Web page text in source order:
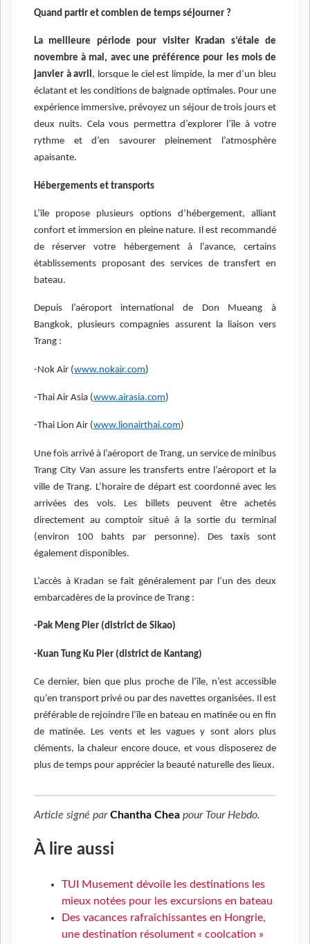
Quand partir et combien de temps séjourner ?
La meilleure période pour visiter Kradan s’étale de
novembre à mai, avec une préférence pour les mois de
janvier à avril, lorsque le ciel est limpide, la mer d’un bleu
éclatant et les conditions de baignade optimales. Pour une
expérience immersive, prévoyez un séjour de trois jours et
deux nuits. Cela vous permettra d’explorer l’île à votre
rythme et d’en savourer pleinement l’atmosphère
apaisante.
Hébergements et transports
L’île propose plusieurs options d’hébergement, alliant
confort et immersion en pleine nature. Il est recommandé
de réserver votre hébergement à l’avance, certains
établissements proposant des services de transfert en
bateau.
Depuis l’aéroport international de Don Mueang à
Bangkok, plusieurs compagnies assurent la liaison vers
Trang :
-Nok Air (www.nokair.com)
-Thai Air Asia (www.airasia.com)
-Thai Lion Air (www.lionairthai.com)
Une fois arrivé à l’aéroport de Trang, un service de minibus
Trang City Van assure les transferts entre l’aéroport et la
ville de Trang. L’horaire de départ est coordonné avec les
arrivées des vols. Les billets peuvent être achetés
directement au comptoir situé à la sortie du terminal
(environ 100 bahts par personne). Des taxis sont
également disponibles.
L’accès à Kradan se fait généralement par l’un des deux
embarcadères de la province de Trang :
-Pak Meng Pier (district de Sikao)
-Kuan Tung Ku Pier (district de Kantang)
Ce dernier, bien que plus proche de l’île, n’est accessible
qu’en transport privé ou par des navettes organisées. Il est
préférable de rejoindre l’île en bateau en matinée ou en fin
de matinée. Les vents et les vagues y sont alors plus
cléments, la chaleur encore douce, et vous disposerez de
plus de temps pour apprécier la beauté naturelle des lieux.
Article signé parChantha Chea pour Tour Hebdo.
À lire aussi
TUI Musement dévoile les destinations les
mieux notées pour les excursions en bateau
Des vacances rafraîchissantes en Hongrie,
une destination résolument « coolcation »